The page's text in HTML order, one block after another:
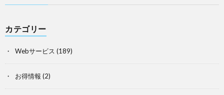
カテゴリー
Webサービス (189)
お得情報 (2)